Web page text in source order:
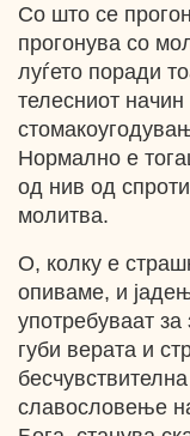
Со што се
прогонува со
луѓето поради
телесниот
Нормално е
од нив од
молитва.
О, колку е
опиваме, и
употребуваат
губи верата и
славословење